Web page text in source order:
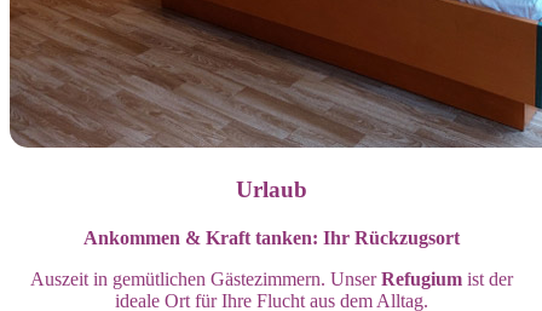
Urlaub
Ankommen & Kraft tanken: Ihr Rückzugsort
Auszeit in gemütlichen Gästezimmern. UnserRefugiumist der
ideale Ort für Ihre Flucht aus dem Alltag.